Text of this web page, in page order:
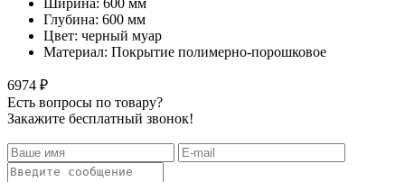
Глубина: 600 мм
Цвет: черный муар
Материал: Покрытие полимерно-порошковое
6974 ₽
Есть вопросы по товару?
Закажите бесплатный звонок!